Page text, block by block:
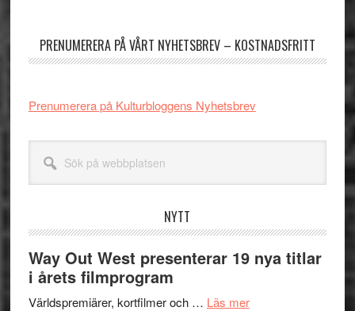
en
stor
över
PRENUMERERA PÅ VÅRT NYHETSBREV – KOSTNADSFRITT
Prenumerera på Kulturbloggens Nyhetsbrev
webbplatsen
NYTT
Way Out West presenterar 19 nya titlar
i årets filmprogram
Världspremiärer, kortfilmer och … Läs merom